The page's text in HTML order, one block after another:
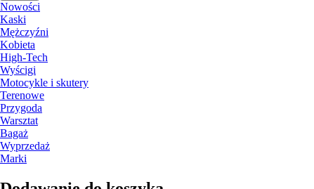
Nowości
Kaski
Mężczyźni
Kobieta
High-Tech
Wyścigi
Motocykle i skutery
Terenowe
Przygoda
Warsztat
Bagaż
Wyprzedaż
Marki